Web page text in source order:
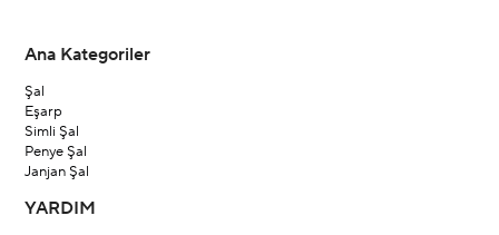
Ana Kategoriler
Şal
Eşarp
Simli Şal
Penye Şal
Janjan Şal
YARDIM